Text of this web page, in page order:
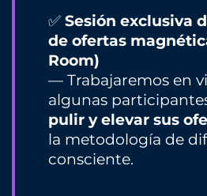
✅ Sesión exclusiva
de ofertas
Room)
— Trabajaremos en
algunas
pulir y elevar sus
la metodología de
consciente.